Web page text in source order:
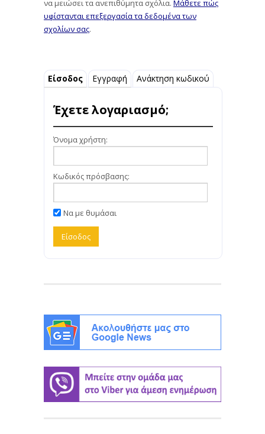
να μειώσει τα ανεπιθύμητα σχόλια. Μάθετε πώς
υφίστανται επεξεργασία τα δεδομένα των
σχολίων σας.
Είσοδος Εγγραφή Ανάκτηση κωδικού
Έχετε λογαριασμό;
Όνομα χρήστη:
Κωδικός πρόσβασης:
Να με θυμάσαι